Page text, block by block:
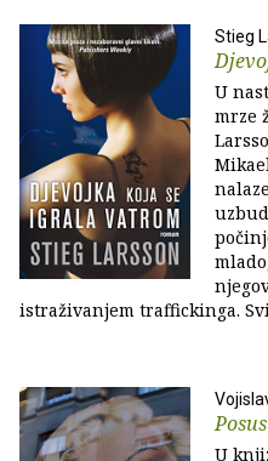
Stieg
U
mrze
istraživanjem traffickinga.
U